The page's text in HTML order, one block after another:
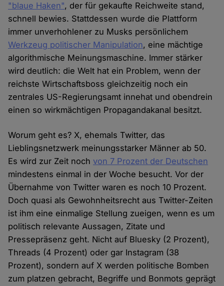
"blaue Haken", der für gekaufte Reichweite stand,
schnell bewies. Stattdessen wurde die Plattform
immer unverhohlener zu Musks persönlichem
Werkzeug politischer Manipulation, eine mächtige
algorithmische Meinungsmaschine. Immer stärker
wird deutlich: die Welt hat ein Problem, wenn der
reichste Wirtschaftsboss gleichzeitig noch ein
zentrales US-Regierungsamt innehat und obendrein
einen so wirkmächtigen Propagandakanal besitzt.
Worum geht es? X, ehemals Twitter, das
Lieblingsnetzwerk meinungsstarker Männer ab 50.
Es wird zur Zeit nochvon 7 Prozent der Deutschen
mindestens einmal in der Woche besucht. Vor der
Übernahme von Twitter waren es noch 10 Prozent.
Doch quasi als Gewohnheitsrecht aus Twitter-Zeiten
ist ihm eine einmalige Stellung zueigen, wenn es um
politisch relevante Aussagen, Zitate und
Pressepräsenz geht. Nicht auf Bluesky (2 Prozent),
Threads (4 Prozent) oder gar Instagram (38
Prozent), sondern auf X werden politische Bomben
zum platzen gebracht, Begriffe und Bonmots geprägt